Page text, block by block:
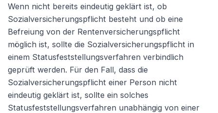
Wenn nicht bereits eindeutig geklärt ist, ob
Sozialversicherungspflicht besteht und ob eine
Befreiung von der Rentenversicherungspflicht
möglich ist, sollte die Sozialversicherungspflicht in
einem Statusfeststellungsverfahren verbindlich
geprüft werden. Für den Fall, dass die
Sozialversicherungspflicht einer Person nicht
eindeutig geklärt ist, sollte ein solches
Statusfeststellungsverfahren unabhängig von einer